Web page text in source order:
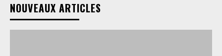
NOUVEAUX ARTICLES